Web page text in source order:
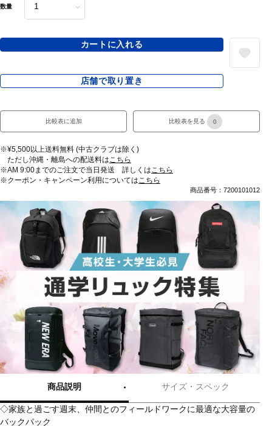
数量
カートに入れる
店舗で取り置き
比較表に追加 比較表を見る 0
※¥5,500以上送料無料 (中古クラブは除く)
ただし沖縄・離島への配送料はこちら
※AM 9:00までのご注文で当日発送 詳しくはこちら
※クーポン・キャンペーン利用についてはこちら
商品番号：7200101012
商品説明 サイズ・スペック
◇家族と過ごす週末、仲間とのフィールドワークに最適な大容量の
バックパック